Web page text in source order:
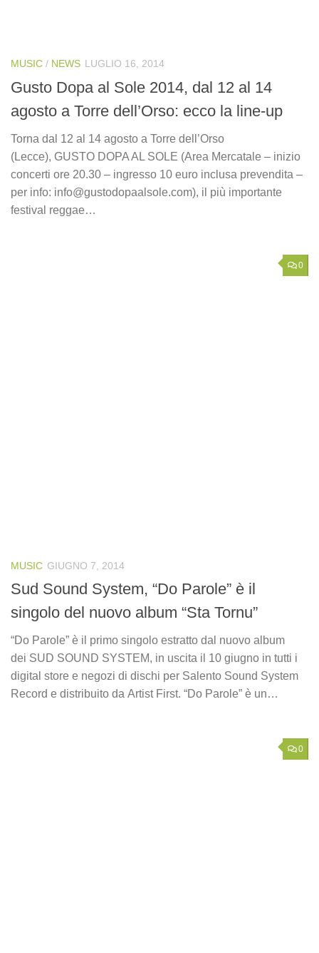
MUSIC / NEWS LUGLIO 16, 2014
Gusto Dopa al Sole 2014, dal 12 al 14
agosto a Torre dell’Orso: ecco la line-up
Torna dal 12 al 14 agosto a Torre dell’Orso
(Lecce), GUSTO DOPA AL SOLE (Area Mercatale – inizio
concerti ore 20.30 – ingresso 10 euro inclusa prevendita –
per info: info@gustodopaalsole.com), il più importante
festival reggae…
0
MUSIC GIUGNO 7, 2014
Sud Sound System, “Do Parole” è il
singolo del nuovo album “Sta Tornu”
“Do Parole” è il primo singolo estratto dal nuovo album
dei SUD SOUND SYSTEM, in uscita il 10 giugno in tutti i
digital store e negozi di dischi per Salento Sound System
Record e distribuito da Artist First. “Do Parole” è un…
0